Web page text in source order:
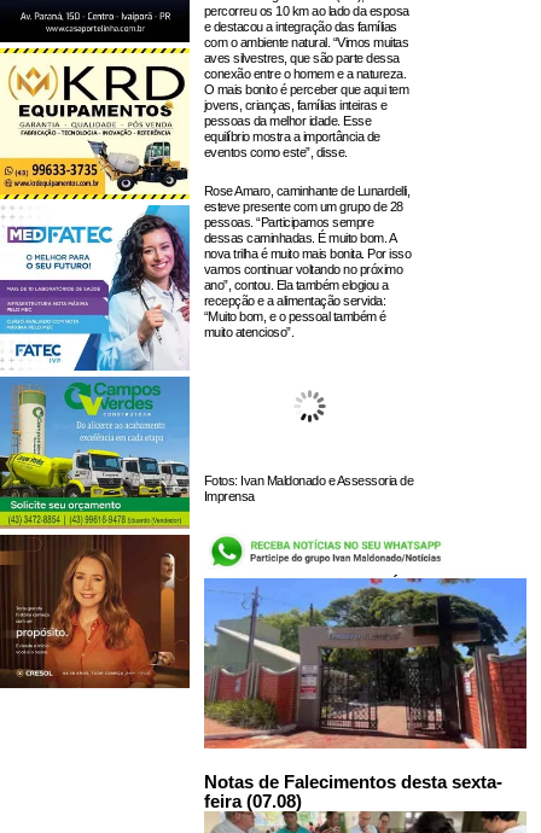
percorreu os 10 km ao lado da esposa
e destacou a integração das famílias
com o ambiente natural. “Vimos muitas
aves silvestres, que são parte dessa
conexão entre o homem e a natureza.
O mais bonito é perceber que aqui tem
jovens, crianças, famílias inteiras e
pessoas da melhor idade. Esse
equilíbrio mostra a importância de
eventos como este”, disse.
Rose Amaro, caminhante de Lunardelli,
esteve presente com um grupo de 28
pessoas. “Participamos sempre
dessas caminhadas. É muito bom. A
nova trilha é muito mais bonita. Por isso
vamos continuar voltando no próximo
ano”, contou. Ela também elogiou a
recepção e a alimentação servida:
“Muito bom, e o pessoal também é
muito atencioso”.
Fotos: Ivan Maldonado e Assessoria de
Imprensa
LEIA TAMBÉM:
Notas de Falecimentos desta sexta-
feira (07.08)